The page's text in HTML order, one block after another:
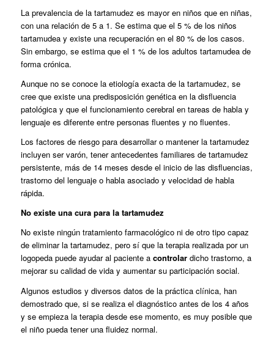
La prevalencia de la tartamudez es mayor en niños que en niñas,
con una relación de 5 a 1. Se estima que el 5 % de los niños
tartamudea y existe una recuperación en el 80 % de los casos.
Sin embargo, se estima que el 1 % de los adultos tartamudea de
forma crónica.
Aunque no se conoce la etiología exacta de la tartamudez, se
cree que existe una predisposición genética en la disfluencia
patológica y que el funcionamiento cerebral en tareas de habla y
lenguaje es diferente entre personas fluentes y no fluentes.
Los factores de riesgo para desarrollar o mantener la tartamudez
incluyen ser varón, tener antecedentes familiares de tartamudez
persistente, más de 14 meses desde el inicio de las disfluencias,
trastorno del lenguaje o habla asociado y velocidad de habla
rápida.
No existe una cura para la tartamudez
No existe ningún tratamiento farmacológico ni de otro tipo capaz
de eliminar la tartamudez, pero sí que la terapia realizada por un
logopeda puede ayudar al paciente a controlar dicho trastorno, a
mejorar su calidad de vida y aumentar su participación social.
Algunos estudios y diversos datos de la práctica clínica, han
demostrado que, si se realiza el diagnóstico antes de los 4 años
y se empieza la terapia desde ese momento, es muy posible que
el niño pueda tener una fluidez normal.